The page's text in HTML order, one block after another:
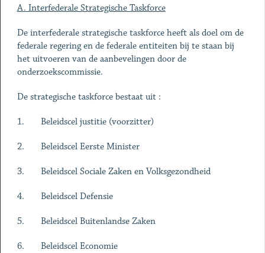
A. Interfederale Strategische Taskforce
De interfederale strategische taskforce heeft als doel om de
federale regering en de federale entiteiten bij te staan bij
het uitvoeren van de aanbevelingen door de
onderzoekscommissie.
De strategische taskforce bestaat uit :
1. Beleidscel justitie (voorzitter)
2. Beleidscel Eerste Minister
3. Beleidscel Sociale Zaken en Volksgezondheid
4. Beleidscel Defensie
5. Beleidscel Buitenlandse Zaken
6. Beleidscel Economie